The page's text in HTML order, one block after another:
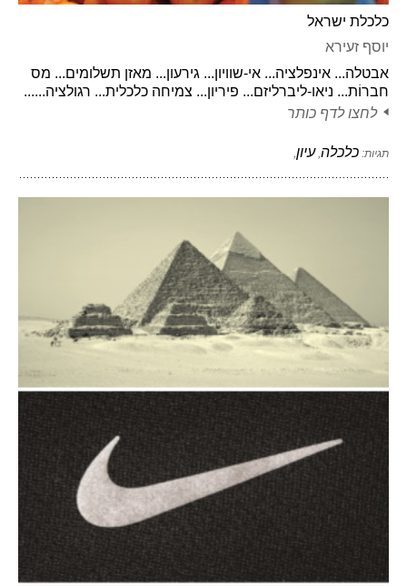
כלכלת ישראל
יוסף זעירא
אבטלה... אינפלציה... אי-שוויון... גירעון... מאזן תשלומים... מס
חברוֹת... ניאו-ליברליזם... פיריון... צמיחה כלכלית... רגולציה......
לחצו לדף כותר
תגיות: כלכלה,עיון,